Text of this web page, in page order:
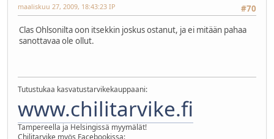
#70
maaliskuu 27, 2009, 18:43:23 IP
Clas Ohlsonilta oon itsekkin joskus ostanut, ja ei mitään pahaa
sanottavaa ole ollut.
Tutustukaa kasvatustarvikekauppaani:
www.chilitarvike.fi
Tampereella ja Helsingissä myymälät!